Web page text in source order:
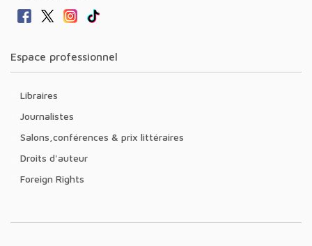
Espace professionnel
Libraires
Journalistes
Salons,conférences & prix littéraires
Droits d'auteur
Foreign Rights